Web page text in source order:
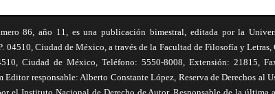
86, año 11, es una publicación bimestral, editada por la
04510, Ciudad de México, a través de la Facultad de Filosofía y
Ciudad de México, Teléfono: 5550-8008, Extensión: 21815,
Editor responsable: Alberto Constante López, Reserva de Derechos al